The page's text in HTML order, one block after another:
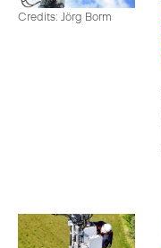
Credits: Jörg Borm